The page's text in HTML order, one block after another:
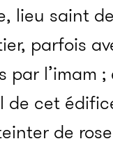
lieu saint
parfois
par
de cet
de